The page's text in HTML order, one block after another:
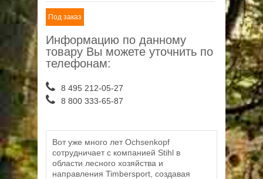
Под заказ
Информацию по данному
товару Вы можете уточнить по
телефонам:
8 495 212-05-27
8 800 333-65-87
Вот уже много лет Ochsenkopf
сотрудничает с компанией Stihl в
области лесного хозяйства и
направления Timbersport, создавая